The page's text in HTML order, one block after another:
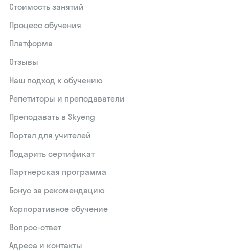
Стоимость занятий
Процесс обучения
Платформа
Отзывы
Наш подход к обучению
Репетиторы и преподаватели
Преподавать в Skyeng
Портал для учителей
Подарить сертификат
Партнерская программа
Бонус за рекомендацию
Корпоративное обучение
Вопрос-ответ
Адреса и контакты